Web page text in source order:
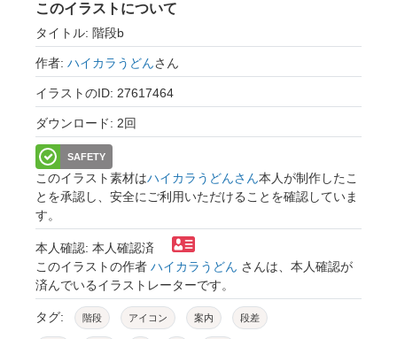
このイラストについて
タイトル: 階段b
作者: ハイカラうどんさん
イラストのID: 27617464
ダウンロード: 2回
SAFETY
このイラスト素材はハイカラうどんさん本人が制作したこ
とを承認し、安全にご利用いただけることを確認していま
す。
本人確認: 本人確認済
このイラストの作者 ハイカラうどん さんは、本人確認が
済んでいるイラストレーターです。
タグ: 階段 アイコン 案内 段差